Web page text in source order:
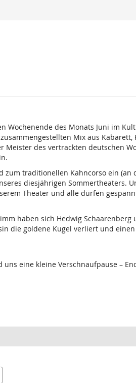
des Monats Juni im
Mix aus Kabarett,
Meister des vertrackten deutschen
zum traditionellen Kahncorso ein (an
diesjährigen Sommertheaters.
Theater und alle dürfen
haben sich Hedwig Schaarenberg
die goldene Kugel verliert und
eine kleine Verschnaufpause –